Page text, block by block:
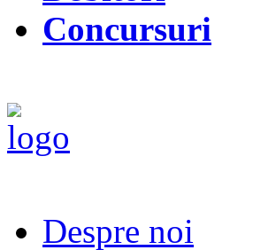
Concursuri
Despre noi